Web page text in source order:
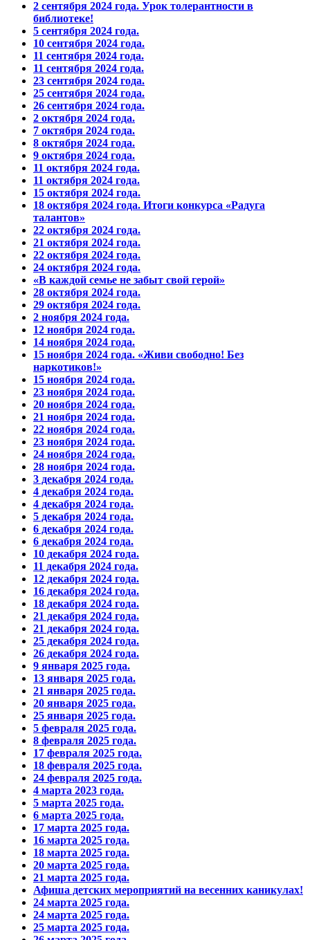
2 сентября 2024 года. Урок толерантности в
библиотеке!
5 сентября 2024 года.
10 сентября 2024 года.
11 сентября 2024 года.
11 сентября 2024 года.
23 сентября 2024 года.
25 сентября 2024 года.
26 сентября 2024 года.
2 октября 2024 года.
7 октября 2024 года.
8 октября 2024 года.
9 октября 2024 года.
11 октября 2024 года.
11 октября 2024 года.
15 октября 2024 года.
18 октября 2024 года. Итоги конкурса «Радуга
талантов»
22 октября 2024 года.
21 октября 2024 года.
22 октября 2024 года.
24 октября 2024 года.
«В каждой семье не забыт свой герой»
28 октября 2024 года.
29 октября 2024 года.
2 ноября 2024 года.
12 ноября 2024 года.
14 ноября 2024 года.
15 ноября 2024 года. «Живи свободно! Без
наркотиков!»
15 ноября 2024 года.
23 ноября 2024 года.
20 ноября 2024 года.
21 ноября 2024 года.
22 ноября 2024 года.
23 ноября 2024 года.
24 ноября 2024 года.
28 ноября 2024 года.
3 декабря 2024 года.
4 декабря 2024 года.
4 декабря 2024 года.
5 декабря 2024 года.
6 декабря 2024 года.
6 декабря 2024 года.
10 декабря 2024 года.
11 декабря 2024 года.
12 декабря 2024 года.
16 декабря 2024 года.
18 декабря 2024 года.
21 декабря 2024 года.
21 декабря 2024 года.
25 декабря 2024 года.
26 декабря 2024 года.
9 января 2025 года.
13 января 2025 года.
21 января 2025 года.
20 января 2025 года.
25 января 2025 года.
5 февраля 2025 года.
8 февраля 2025 года.
17 февраля 2025 года.
18 февраля 2025 года.
24 февраля 2025 года.
4 марта 2023 года.
5 марта 2025 года.
6 марта 2025 года.
17 марта 2025 года.
16 марта 2025 года.
18 марта 2025 года.
20 марта 2025 года.
21 марта 2025 года.
Афиша детских мероприятий на весенних каникулах!
24 марта 2025 года.
24 марта 2025 года.
25 марта 2025 года.